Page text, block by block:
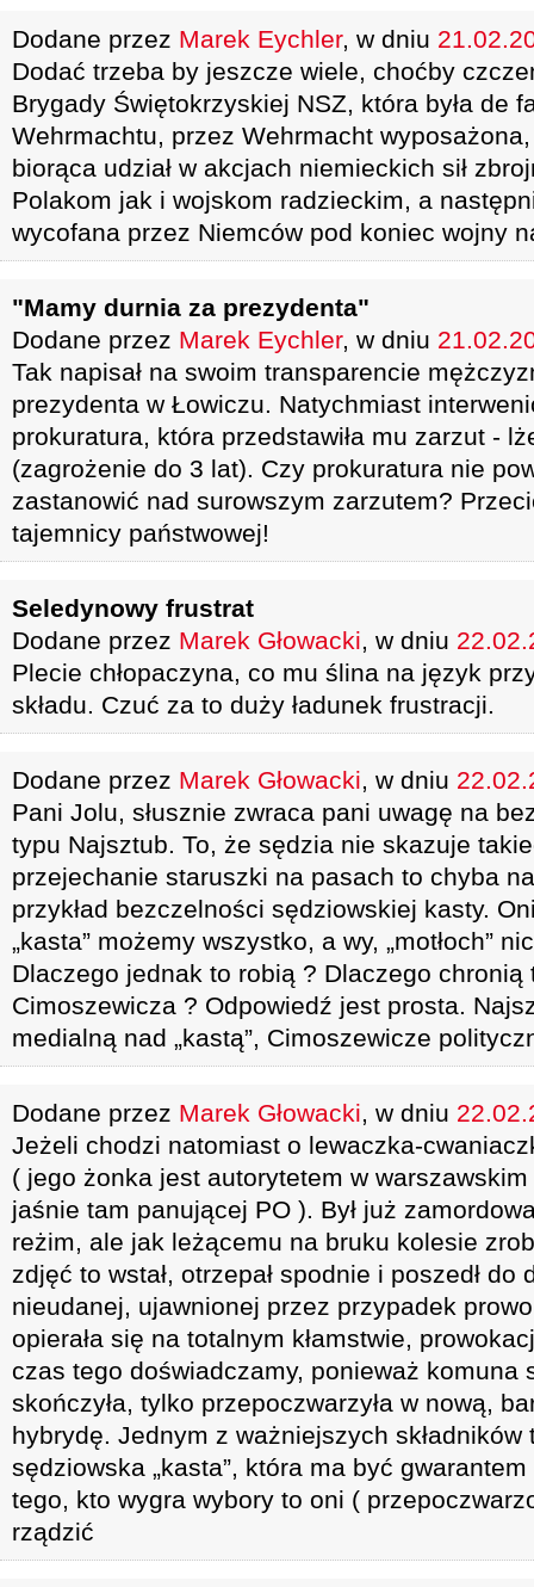
Dodane przez Marek Eychler, w dniu
Dodać trzeba by jeszcze wiele, choćby
Brygady Świętokrzyskiej NSZ, która była de
Wehrmachtu, przez Wehrmacht
biorąca udział w akcjach niemieckich sił
Polakom jak i wojskom radzieckim, a
wycofana przez Niemców pod koniec wojny
"Mamy durnia za prezydenta"
Dodane przez Marek Eychler, w dniu
Tak napisał na swoim transparencie
prezydenta w Łowiczu. Natychmiast
prokuratura, która przedstawiła mu zarzut -
(zagrożenie do 3 lat). Czy prokuratura nie
zastanowić nad surowszym zarzutem?
tajemnicy państwowej!
Seledynowy frustrat
Dodane przez Marek Głowacki, w dniu
Plecie chłopaczyna, co mu ślina na język
składu. Czuć za to duży ładunek frustracji.
Dodane przez Marek Głowacki, w dniu
Pani Jolu, słusznie zwraca pani uwagę na
typu Najsztub. To, że sędzia nie skazuje
przejechanie staruszki na pasach to chyba
przykład bezczelności sędziowskiej kasty.
„kasta” możemy wszystko, a wy, „motłoch”
Dlaczego jednak to robią ? Dlaczego
Cimoszewicza ? Odpowiedź jest prosta.
medialną nad „kastą”, Cimoszewicze
Dodane przez Marek Głowacki, w dniu
Jeżeli chodzi natomiast o lewaczka-
( jego żonka jest autorytetem w
jaśnie tam panującej PO ). Był już
reżim, ale jak leżącemu na bruku kolesie
zdjęć to wstał, otrzepał spodnie i poszedł do
nieudanej, ujawnionej przez przypadek
opierała się na totalnym kłamstwie,
czas tego doświadczamy, ponieważ komuna
skończyła, tylko przepoczwarzyła w nową,
hybrydę. Jednym z ważniejszych składników
sędziowska „kasta”, która ma być
tego, kto wygra wybory to oni (
rządzić